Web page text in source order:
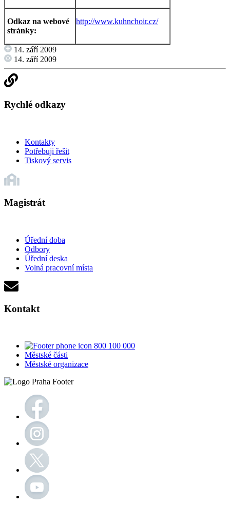
Odkaz na webové
stránky:
http://www.kuhnchoir.cz/
14. září 2009
14. září 2009
Rychlé odkazy
Kontakty
Potřebuji řešit
Tiskový servis
Magistrát
Úřední doba
Odbory
Úřední deska
Volná pracovní místa
Kontakt
800 100 000
Městské části
Městské organizace